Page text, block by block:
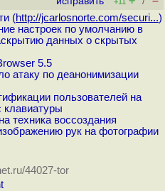
(http://jcarlosnorte.com/securi...)
настроек по умолчанию в
данных о скрытых
5.5
атаку по деанонимизации
пользователей на
клавиатуры
техника воссоздания
рук на фотографии
44027-tor